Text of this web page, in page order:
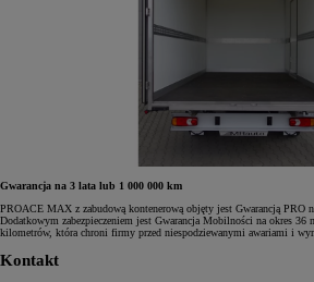
Gwarancja na 3 lata lub 1 000 000 km
PROACE MAX z zabudową kontenerową objęty jest Gwarancją PRO
Dodatkowym zabezpieczeniem jest Gwarancja Mobilności na okres
kilometrów, która chroni firmy przed niespodziewanymi awariami i
Kontakt